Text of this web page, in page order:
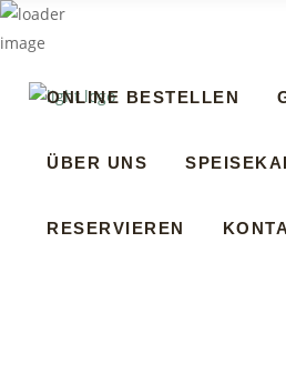
ONLINE BESTELLEN
ÜBER UNS
RESERVIEREN